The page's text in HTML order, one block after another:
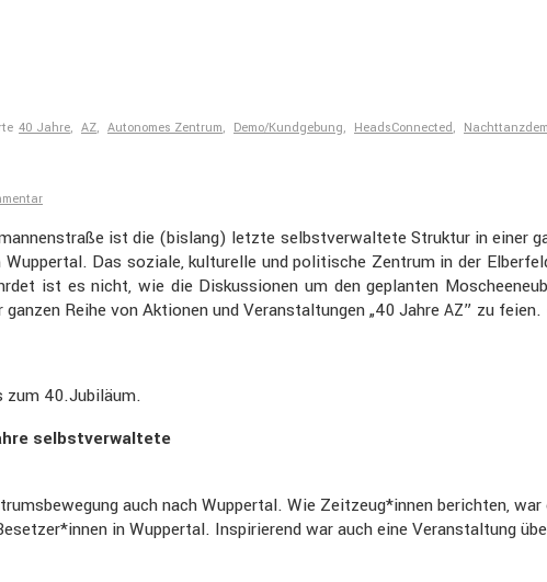
40 Jahre, AZ, Autonomes Zentrum, Demo/Kundgebung, HeadsConnected,
ist die (bislang) letzte selbst­ver­wal­tete Struktur in einer
Das soziale, kultu­relle und politi­sche Zentrum in der
ist es nicht, wie die Diskus­sionen um den geplanten
Reihe von Aktionen und Veran­stal­tungen „40 Jahre AZ” zu feien.
zum 40.Jubiläum.
selbst­ver­wal­tete
auch nach Wuppertal. Wie Zeitzeug*innen berichten,
in Wuppertal. Inspi­rie­rend war auch eine Veran­stal­tung